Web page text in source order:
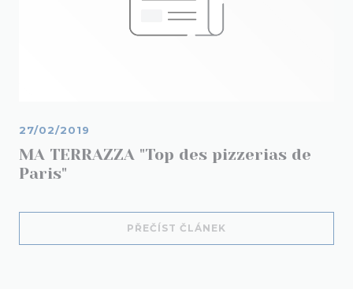
MA TERRAZZA "Top des pizzerias de
Paris"
27/02/2019
PŘEČÍST ČLÁNEK